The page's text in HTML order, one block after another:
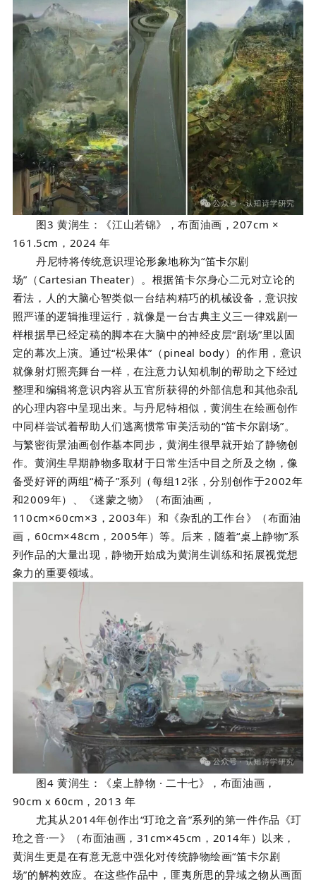
图3 黄润生：《江山若锦》，布面油画，207cm ×
161.5cm，2024 年
丹尼特将传统意识理论形象地称为“笛卡尔剧
场”（Cartesian Theater）。根据笛卡尔身心二元对立论的
看法，人的大脑心智类似一台结构精巧的机械设备，意识按
照严谨的逻辑推理运行，就像是一台古典主义三一律戏剧一
样根据早已经定稿的脚本在大脑中的神经皮层“剧场”里以固
定的幕次上演。通过“松果体”（pineal body）的作用，意识
就像射灯照亮舞台一样，在注意力认知机制的帮助之下经过
整理和编辑将意识内容从五官所获得的外部信息和其他杂乱
的心理内容中呈现出来。与丹尼特相似，黄润生在绘画创作
中同样尝试着帮助人们逃离惯常审美活动的“笛卡尔剧场”。
与繁密街景油画创作基本同步，黄润生很早就开始了静物创
作。黄润生早期静物多取材于日常生活中目之所及之物，像
备受好评的两组“椅子”系列（每组12张，分别创作于2002年
和2009年）、《迷蒙之物》（布面油画，
110cm×60cm×3，2003年）和《杂乱的工作台》（布面油
画，60cm×48cm，2005年）等。后来，随着“桌上静物”系
列作品的大量出现，静物开始成为黄润生训练和拓展视觉想
象力的重要领域。
图4 黄润生：《桌上静物 · 二十七》，布面油画，
90cm x 60cm，2013 年
尤其从2014年创作出“玎玱之音”系列的第一件作品《玎
玱之音·一》（布面油画，31cm×45cm，2014年）以来，
黄润生更是在有意无意中强化对传统静物绘画“笛卡尔剧
场”的解构效应。在这些作品中，匪夷所思的异域之物从画面